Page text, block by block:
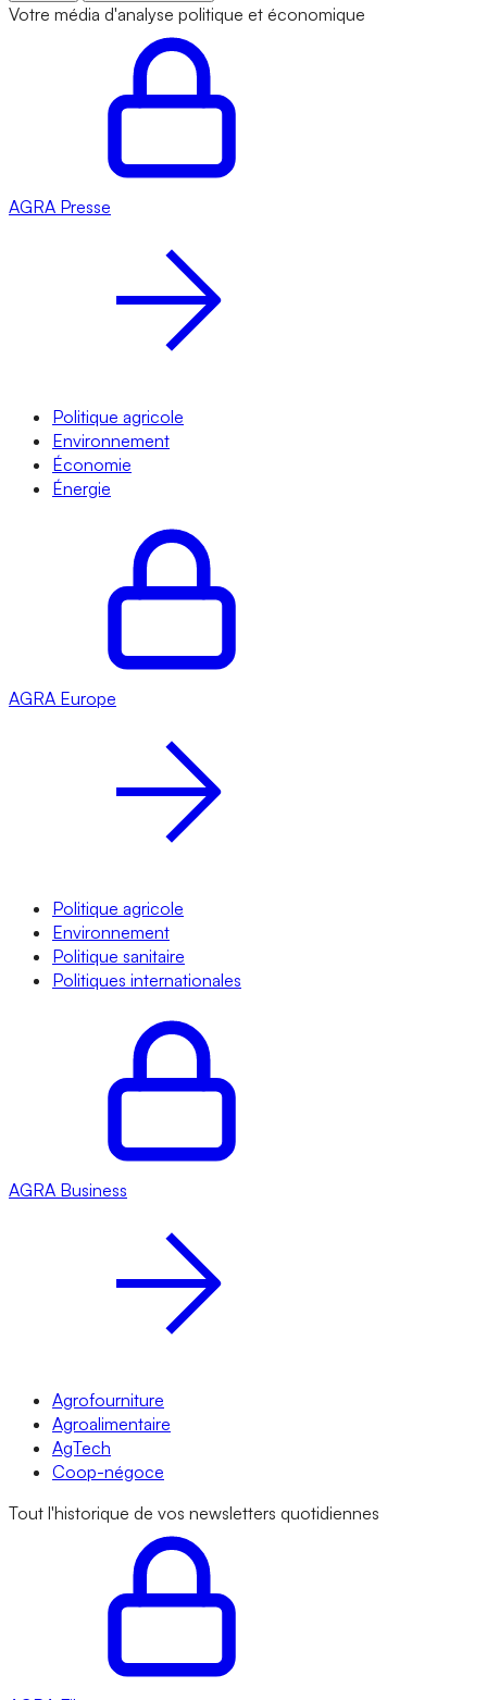
Votre média d'analyse politique et économique
AGRA Presse
Politique agricole
Environnement
Économie
Énergie
AGRA Europe
Politique agricole
Environnement
Politique sanitaire
Politiques internationales
AGRA Business
Agrofourniture
Agroalimentaire
AgTech
Coop-négoce
Tout l'historique de vos newsletters quotidiennes